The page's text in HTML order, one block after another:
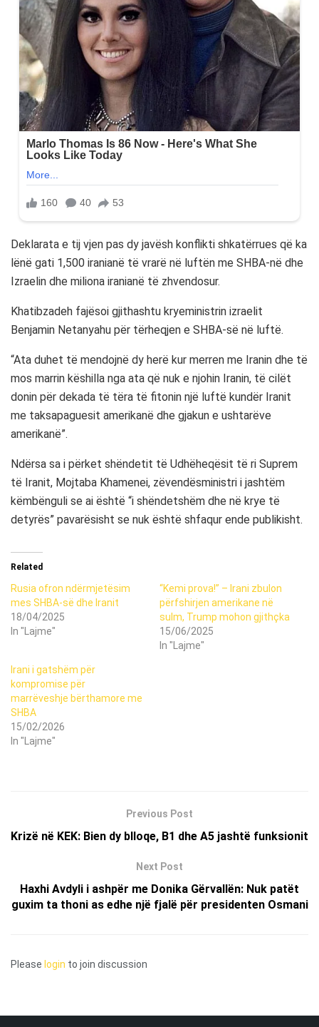
Deklarata e tij vjen pas dy javësh konflikti shkatërrues që ka
lënë gati 1,500 iranianë të vrarë në luftën me SHBA-në dhe
Izraelin dhe miliona iranianë të zhvendosur.
Khatibzadeh fajësoi gjithashtu kryeministrin izraelit
Benjamin Netanyahu për tërheqjen e SHBA-së në luftë.
“Ata duhet të mendojnë dy herë kur merren me Iranin dhe të
mos marrin këshilla nga ata që nuk e njohin Iranin, të cilët
donin për dekada të tëra të fitonin një luftë kundër Iranit
me taksapaguesit amerikanë dhe gjakun e ushtarëve
amerikanë”.
Ndërsa sa i përket shëndetit të Udhëheqësit të ri Suprem
të Iranit, Mojtaba Khamenei, zëvendësministri i jashtëm
këmbënguli se ai është “i shëndetshëm dhe në krye të
detyrës” pavarësisht se nuk është shfaqur ende publikisht.
Related
Rusia ofron ndërmjetësim
mes SHBA-së dhe Iranit
18/04/2025
In "Lajme"
“Kemi prova!” – Irani zbulon
përfshirjen amerikane në
sulm, Trump mohon gjithçka
15/06/2025
In "Lajme"
Irani i gatshëm për
kompromise për
marrëveshje bërthamore me
SHBA
15/02/2026
In "Lajme"
Previous Post
Krizë në KEK: Bien dy blloqe, B1 dhe A5 jashtë funksionit
Next Post
Haxhi Avdyli i ashpër me Donika Gërvallën: Nuk patët
guxim ta thoni as edhe një fjalë për presidenten Osmani
Please login to join discussion